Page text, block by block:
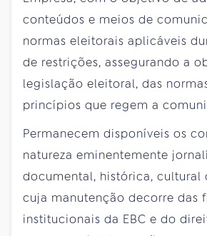
conteúdos e meios de
normas eleitorais aplicáveis
de restrições, assegurando a
legislação eleitoral, das
princípios que regem a
Permanecem disponíveis os
natureza eminentemente
documental, histórica, cultural
cuja manutenção decorre das
institucionais da EBC e do